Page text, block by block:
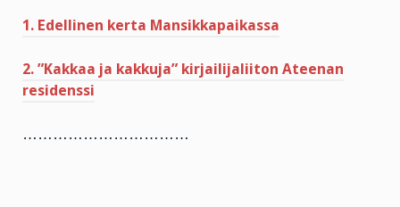
1. Edellinen kerta Mansikkapaikassa
2. ”Kakkaa ja kakkuja” kirjailijaliiton Ateenan
residenssi
……………………………